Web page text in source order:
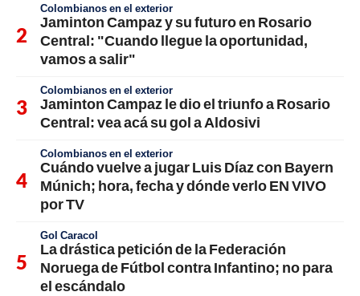
Colombianos en el exterior
Jaminton Campaz y su futuro en Rosario
Central: "Cuando llegue la oportunidad,
vamos a salir"
Colombianos en el exterior
Jaminton Campaz le dio el triunfo a Rosario
Central: vea acá su gol a Aldosivi
Colombianos en el exterior
Cuándo vuelve a jugar Luis Díaz con Bayern
Múnich; hora, fecha y dónde verlo EN VIVO
por TV
Gol Caracol
La drástica petición de la Federación
Noruega de Fútbol contra Infantino; no para
el escándalo